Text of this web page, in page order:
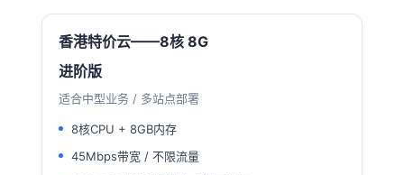
香港特价云——8核 8G
进阶版
适合中型业务 / 多站点部署
8核CPU + 8GB内存
45Mbps带宽 / 不限流量